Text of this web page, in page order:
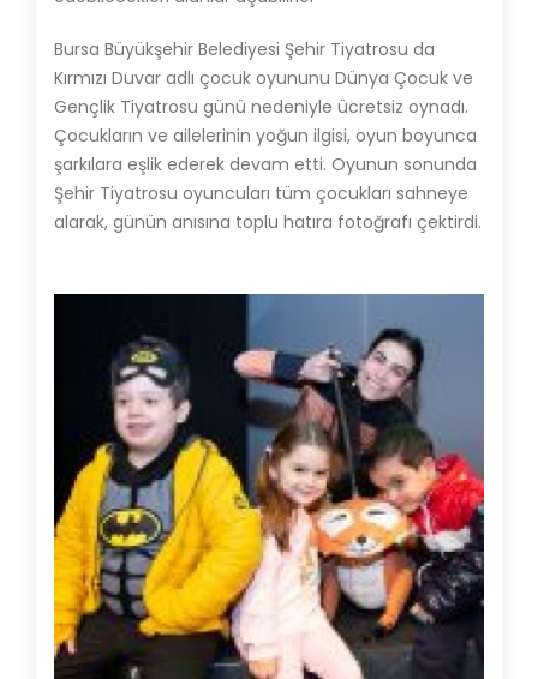
Bursa Büyükşehir Belediyesi Şehir Tiyatrosu da
Kırmızı Duvar adlı çocuk oyununu Dünya Çocuk ve
Gençlik Tiyatrosu günü nedeniyle ücretsiz oynadı.
Çocukların ve ailelerinin yoğun ilgisi, oyun boyunca
şarkılara eşlik ederek devam etti. Oyunun sonunda
Şehir Tiyatrosu oyuncuları tüm çocukları sahneye
alarak, günün anısına toplu hatıra fotoğrafı çektirdi.